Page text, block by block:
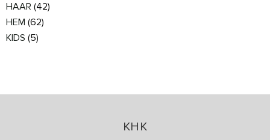
HAAR (42)
HEM (62)
KIDS (5)
KHK